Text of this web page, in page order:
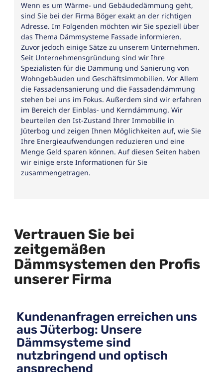
Wenn es um Wärme- und Gebäudedämmung geht,
sind Sie bei der Firma Böger exakt an der richtigen
Adresse. Im Folgenden möchten wir Sie speziell über
das Thema Dämmsysteme Fassade informieren.
Zuvor jedoch einige Sätze zu unserem Unternehmen.
Seit Unternehmensgründung sind wir Ihre
Spezialisten für die Dämmung und Sanierung von
Wohngebäuden und Geschäftsimmobilien. Vor Allem
die Fassadensanierung und die Fassadendämmung
stehen bei uns im Fokus. Außerdem sind wir erfahren
im Bereich der Einblas- und Kerndämmung. Wir
beurteilen den Ist-Zustand Ihrer Immobilie in
Jüterbog und zeigen Ihnen Möglichkeiten auf, wie Sie
Ihre Energieaufwendungen reduzieren und eine
Menge Geld sparen können. Auf diesen Seiten haben
wir einige erste Informationen für Sie
zusammengetragen.
Vertrauen Sie bei
zeitgemäßen
Dämmsystemen den Profis
unserer Firma
Kundenanfragen erreichen uns
aus Jüterbog: Unsere
Dämmsysteme sind
nutzbringend und optisch
ansprechend